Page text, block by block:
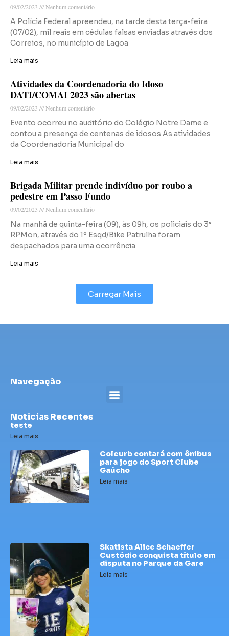
09/02/2023 Nenhum comentário
A Polícia Federal apreendeu, na tarde desta terça-feira
(07/02), mil reais em cédulas falsas enviadas através dos
Correios, no município de Lagoa
Leia mais
Atividades da Coordenadoria do Idoso
DATI/COMAI 2023 são abertas
09/02/2023 Nenhum comentário
Evento ocorreu no auditório do Colégio Notre Dame e
contou a presença de centenas de idosos As atividades
da Coordenadoria Municipal do
Leia mais
Brigada Militar prende indivíduo por roubo a
pedestre em Passo Fundo
09/02/2023 Nenhum comentário
Na manhã de quinta-feira (09), às 09h, os policiais do 3°
RPMon, através do 1º Esqd/Bike Patrulha foram
despachados para uma ocorrência
Leia mais
Carregar Mais
Navegação
Noticias Recentes
teste
Leia mais
Coleurb contará com ônibus
para jogo do Sport Clube
Gaúcho
Leia mais
Skatista Alice Schaeffer
Custódio conquista título em
disputa no Parque da Gare
Leia mais